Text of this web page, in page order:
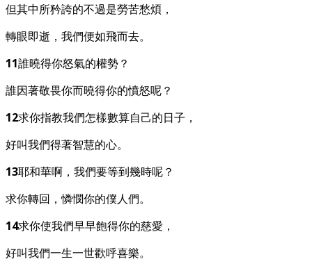
但其中所矜誇的不過是勞苦愁煩，
轉眼即逝，我們便如飛而去。
11誰曉得你怒氣的權勢？
誰因著敬畏你而曉得你的憤怒呢？
12求你指教我們怎樣數算自己的日子，
好叫我們得著智慧的心。
13耶和華啊，我們要等到幾時呢？
求你轉回，憐憫你的僕人們。
14求你使我們早早飽得你的慈愛，
好叫我們一生一世歡呼喜樂。